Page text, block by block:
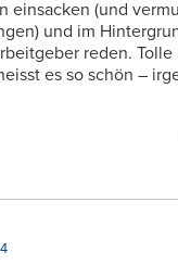
einsacken (und
und im
reden. Tolle
es so schön –